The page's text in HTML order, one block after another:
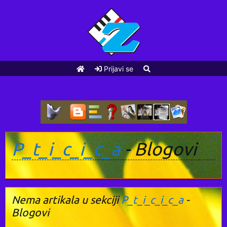
Prijavi se
P_t_i_c_i_c_a- Blogovi
Nema artikala u sekcijiP_t_i_c_i_c_a-
Blogovi